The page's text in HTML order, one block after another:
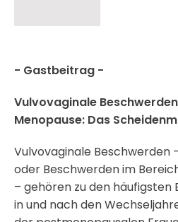
- Gastbeitrag -
Vulvovaginale
Menopause: Das
Vulvovaginale Beschwerden
oder Beschwerden im
– gehören zu den häufigsten
in und nach den